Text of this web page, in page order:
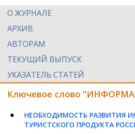
О ЖУРНАЛЕ
АРХИВ
АВТОРАМ
ТЕКУЩИЙ ВЫПУСК
УКАЗАТЕЛЬ СТАТЕЙ
Ключевое слово
НЕОБХОДИМОСТЬ РАЗВИТИЯ
ТУРИСТСКОГО ПРОДУКТА